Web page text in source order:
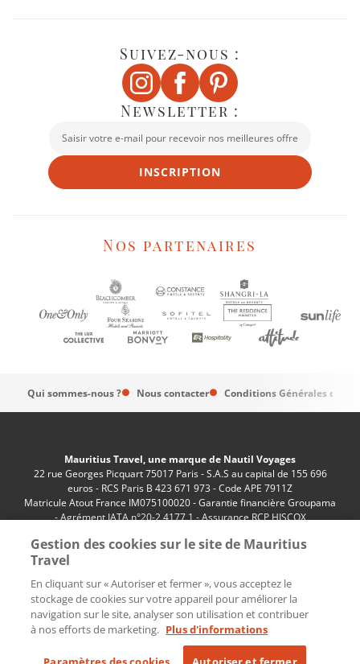
Suivez-nous :
Newsletter :
INSCRIPTION
Nos partenaires
Qui sommes-nous ? Nous contacter Conditions Générales de
Mauritius Travel, une marque de Nautil Voyages
22 rue Georges Picquart 75017 Paris - S.A.S au capital de 155 696
euros - RCS Paris B 423 671 973 - Code APE 7911Z
Matricule Atout France IM075100020 - Garantie financière Groupama
- Agrément IATA n°20-2 4177 1 - Assurance RCP HISCOX
Gestion des cookies sur le site de Mauritius
Travel
En cliquant sur « Autoriser et fermer », vous acceptez le
stockage de cookies sur votre appareil pour améliorer la
navigation sur le site, analyser son utilisation et contribuer
à nos efforts de marketing. Plus d'informations